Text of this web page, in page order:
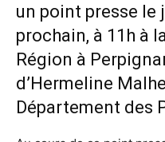
un point presse le
prochain, à 11h à
Région à
d’Hermeline
Département des